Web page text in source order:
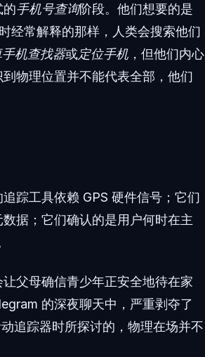
的手机号查询阶段。他们想要的是
经常解释的那样，人类会搜索他们
手机查找器或定位手机 ，但他们内心
物理位置并不能代表全部，他们
踪工具依赖 GPS 硬件信号；它们
据；它们确认的是用户何时在主
让父母确信青少年正安全地待在家
的深夜聊天中，严重剥夺了
追踪器时所探讨的，物理在场并不